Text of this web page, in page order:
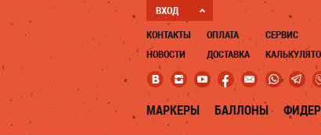
ВХОД
КОНТАКТЫ
НОВОСТИ
ОПЛАТА
ДОСТАВКА
СЕРВИС
МАРКЕРЫ БАЛЛОНЫ